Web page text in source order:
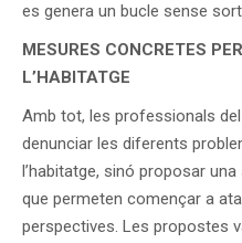
es genera un bucle sense
MESURES CONCRETES
L’HABITATGE
Amb tot, les professionals
denunciar les diferents
l’habitatge, sinó proposar
que permeten començar a
perspectives. Les propostes